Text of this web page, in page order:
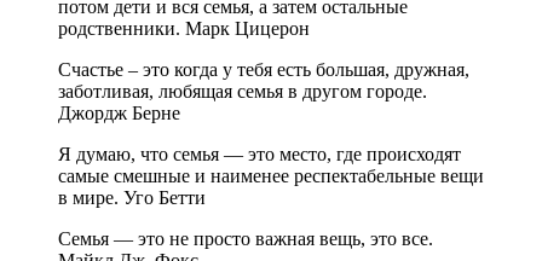
потом дети и вся семья, а затем остальные
родственники. Марк Цицерон
Счастье ‒ это когда у тебя есть большая, дружная,
заботливая, любящая семья в другом городе.
Джордж Берне
Я думаю, что семья — это место, где происходят
самые смешные и наименее респектабельные вещи
в мире. Уго Бетти
Семья — это не просто важная вещь, это все.